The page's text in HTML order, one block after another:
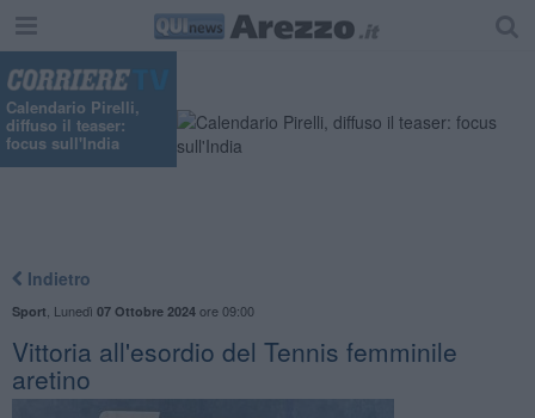
Calendario Pirelli,
diffuso il teaser:
focus sull'India
Indietro
Sport Lunedì 07 Ottobre 2024ore 09:00
Vittoria all'esordio del Tennis femminile
aretino